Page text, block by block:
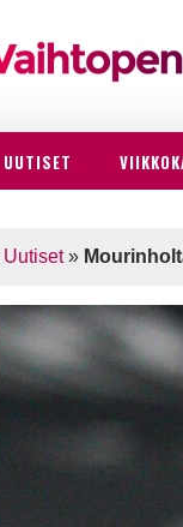
UUTISET
Uutiset»